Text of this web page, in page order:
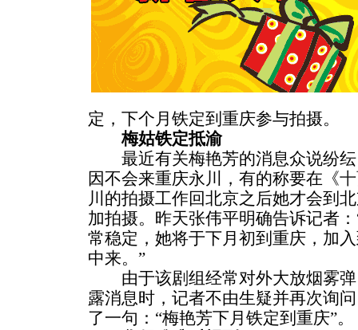
定，下个月铁定到重庆参与拍摄。
梅姑铁定抵渝
最近有关梅艳芳的消息众说纷纭
因不会来重庆永川，有的称要在《
川的拍摄工作回北京之后她才会到
加拍摄。昨天张伟平明确告诉记者
常稳定，她将于下月初到重庆，加
中来。”
由于该剧组经常对外大放烟雾弹
露消息时，记者不由生疑并再次询
了一句：“梅艳芳下月铁定到重庆”。